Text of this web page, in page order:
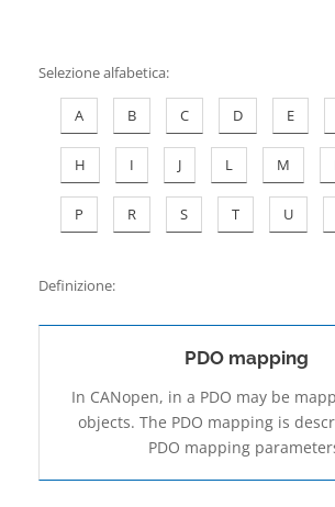
Selezione alfabetica:
A B C D E
H I J L M
P R S T U
Definizione:
PDO mapping
In CANopen, in a PDO may be
objects. The PDO mapping is
PDO mapping